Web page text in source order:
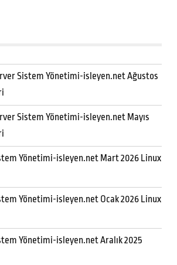
Sistem Yönetimi-isleyen.net Ağustos
Sistem Yönetimi-isleyen.net Mayıs
Yönetimi-isleyen.net Mart 2026 Linux
Yönetimi-isleyen.net Ocak 2026 Linux
Yönetimi-isleyen.net Aralık 2025